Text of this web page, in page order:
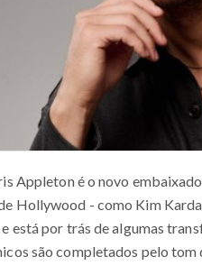
Appleton é o novo
Hollywood - como Kim
está por trás de algumas
são completados pelo